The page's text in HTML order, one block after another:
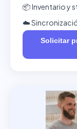
📦 Inventario y
☁️
Solicitar